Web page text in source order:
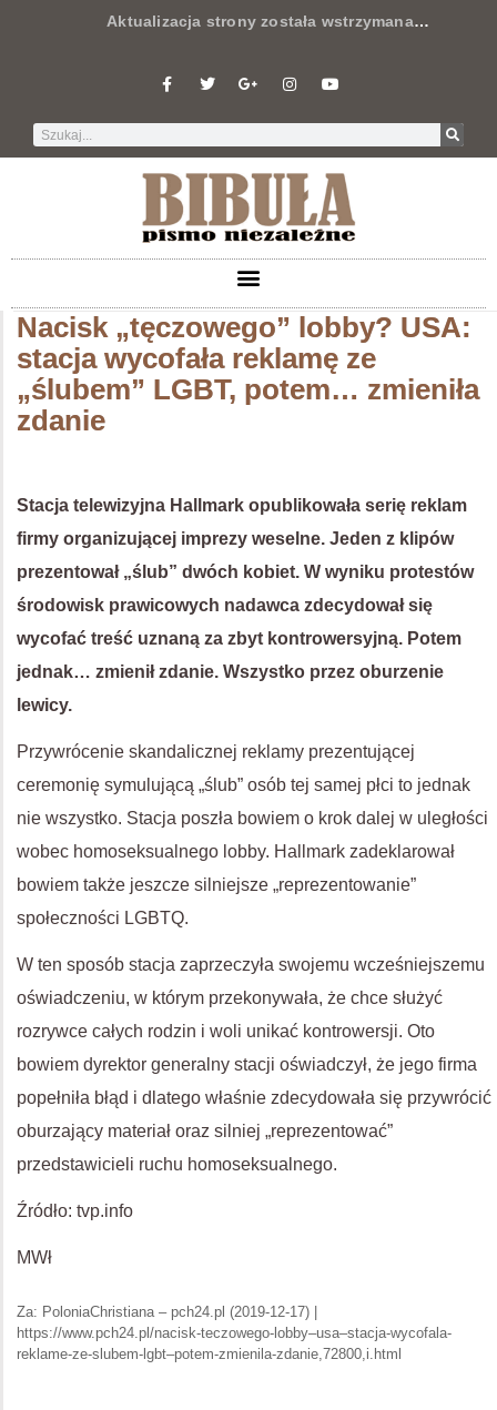
Aktualizacja strony została wstrzymana…
Nacisk „tęczowego” lobby? USA:
stacja wycofała reklamę ze
„ślubem” LGBT, potem… zmieniła
zdanie
Stacja telewizyjna Hallmark opublikowała serię reklam
firmy organizującej imprezy weselne. Jeden z klipów
prezentował „ślub” dwóch kobiet. W wyniku protestów
środowisk prawicowych nadawca zdecydował się
wycofać treść uznaną za zbyt kontrowersyjną. Potem
jednak… zmienił zdanie. Wszystko przez oburzenie
lewicy.
Przywrócenie skandalicznej reklamy prezentującej
ceremonię symulującą „ślub” osób tej samej płci to jednak
nie wszystko. Stacja poszła bowiem o krok dalej w uległości
wobec homoseksualnego lobby. Hallmark zadeklarował
bowiem także jeszcze silniejsze „reprezentowanie”
społeczności LGBTQ.
W ten sposób stacja zaprzeczyła swojemu wcześniejszemu
oświadczeniu, w którym przekonywała, że chce służyć
rozrywce całych rodzin i woli unikać kontrowersji. Oto
bowiem dyrektor generalny stacji oświadczył, że jego firma
popełniła błąd i dlatego właśnie zdecydowała się przywrócić
oburzający materiał oraz silniej „reprezentować”
przedstawicieli ruchu homoseksualnego.
Źródło: tvp.info
MWł
Za: PoloniaChristiana – pch24.pl (2019-12-17) |
https://www.pch24.pl/nacisk-teczowego-lobby–usa–stacja-wycofala-
reklame-ze-slubem-lgbt–potem-zmienila-zdanie,72800,i.html